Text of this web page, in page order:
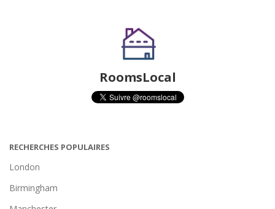
RoomsLocal
RECHERCHES POPULAIRES
London
Birmingham